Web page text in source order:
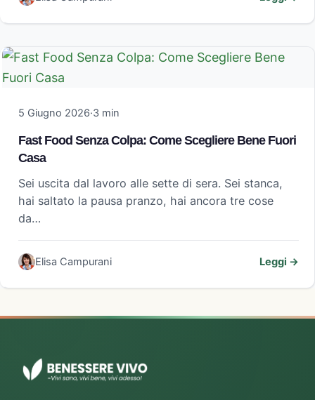
5 Giugno 2026·3 min
Fast Food Senza Colpa: Come Scegliere Bene Fuori
Casa
Sei uscita dal lavoro alle sette di sera. Sei stanca,
hai saltato la pausa pranzo, hai ancora tre cose
da…
Elisa Campurani Leggi →